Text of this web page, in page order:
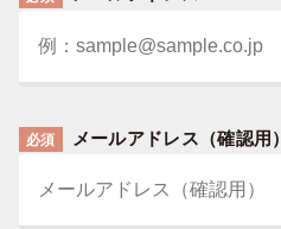
必須 メールアドレス（確認用）